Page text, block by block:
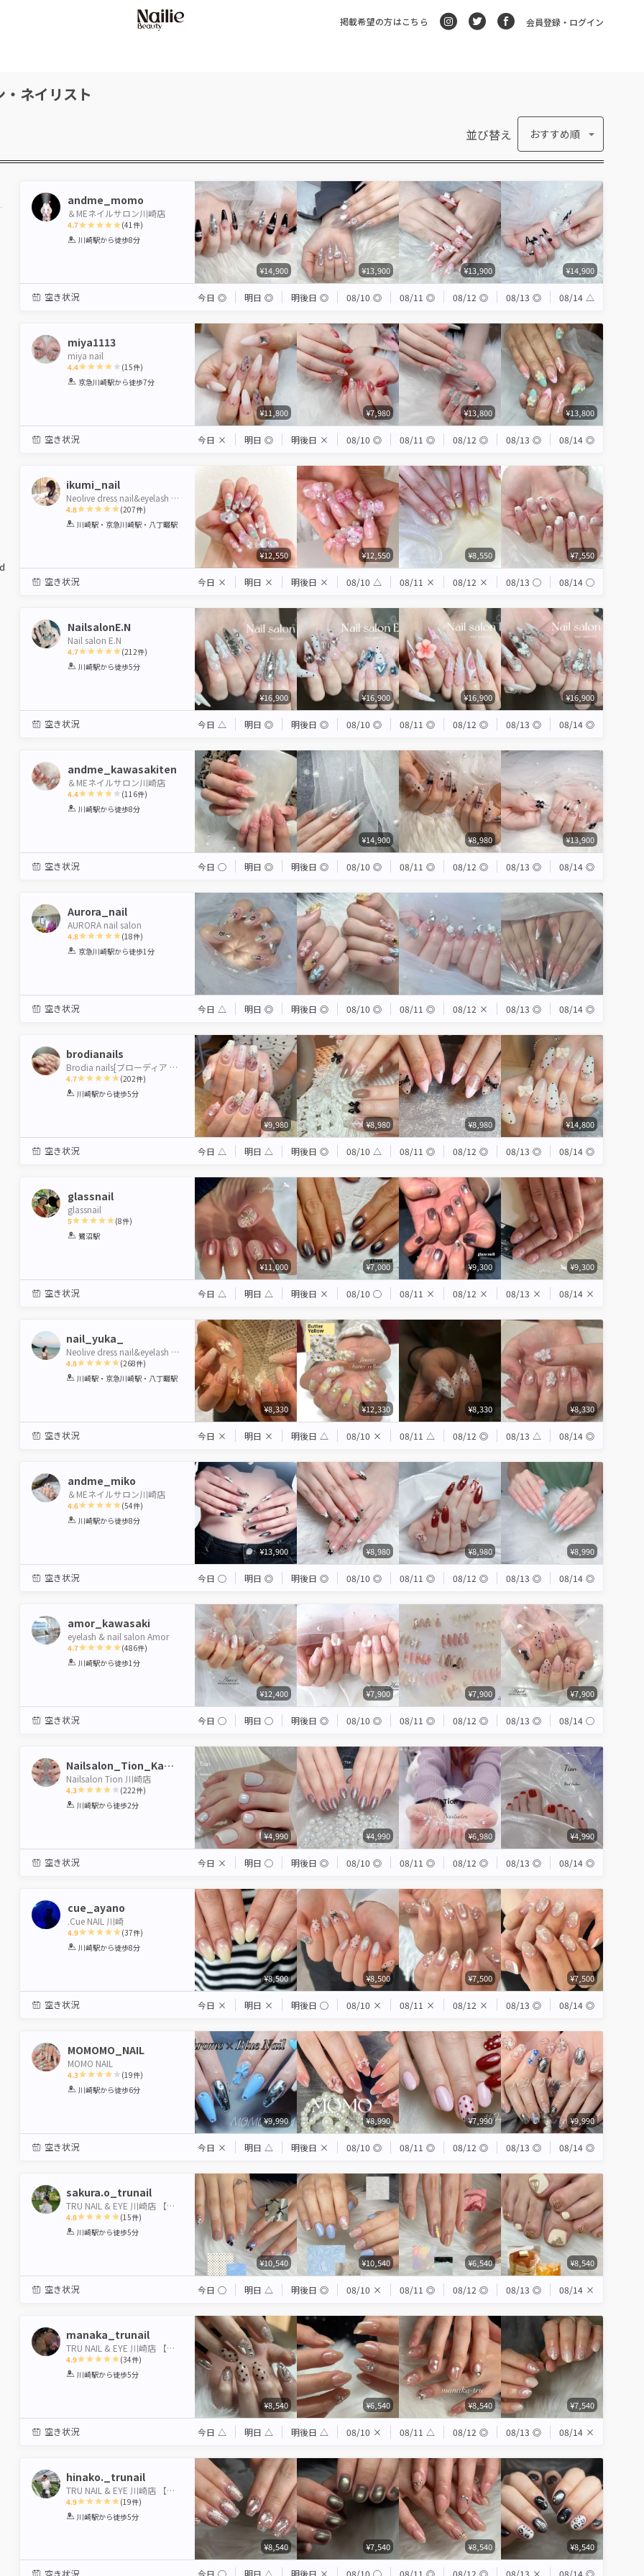
掲載希望の方はこちら 会員登録・ログイン
ネイリスト
並び替え おすすめ順
andme_momo
＆MEネイルサロン川崎店
4.7
1 2 3 4 5
(41件)
川崎駅から徒歩8分
¥14,900 ¥13,900 ¥13,900 ¥14,900
空き状況 今日 ◎ 明日 ◎ 明後日 ◎ 08/10 ◎ 08/11 ◎ 08/12 ◎ 08/13 ◎ 08/14 △
miya1113
miya nail
4.4
1 2 3 4 5
(15件)
京急川崎駅から徒歩7分
¥11,800 ¥7,980 ¥13,800 ¥13,800
空き状況 今日 × 明日 ◎ 明後日 × 08/10 ◎ 08/11 ◎ 08/12 ◎ 08/13 ◎ 08/14 ◎
ikumi_nail
Neolive dress nail&eyelash 川崎 【ネオリーブ ドレス】
4.8
1 2 3 4 5
(207件)
川崎駅・京急川崎駅・八丁畷駅
¥12,550 ¥12,550 ¥8,550 ¥7,550
空き状況 今日 × 明日 × 明後日 × 08/10 △ 08/11 × 08/12 × 08/13 ◯ 08/14 ◯
NailsalonE.N
Nail salon E.N
4.7
1 2 3 4 5
(212件)
川崎駅から徒歩5分
¥16,900 ¥16,900 ¥16,900 ¥16,900
空き状況 今日 △ 明日 ◎ 明後日 ◎ 08/10 ◎ 08/11 ◎ 08/12 ◎ 08/13 ◎ 08/14 ◎
andme_kawasakiten
＆MEネイルサロン川崎店
4.4
1 2 3 4 5
(116件)
川崎駅から徒歩8分
¥14,900 ¥8,980 ¥13,900
空き状況 今日 ◯ 明日 ◎ 明後日 ◎ 08/10 ◎ 08/11 ◎ 08/12 ◎ 08/13 ◎ 08/14 ◎
Aurora_nail
AURORA nail salon
4.8
1 2 3 4 5
(18件)
京急川崎駅から徒歩1分
空き状況 今日 △ 明日 ◎ 明後日 ◎ 08/10 ◎ 08/11 ◎ 08/12 × 08/13 ◎ 08/14 ◎
brodianails
Brodia nails[ブローディア ネイル]
4.7
1 2 3 4 5
(202件)
川崎駅から徒歩5分
¥9,980 ¥8,980 ¥8,980 ¥14,800
空き状況 今日 △ 明日 △ 明後日 ◎ 08/10 △ 08/11 ◎ 08/12 ◎ 08/13 ◎ 08/14 ◎
glassnail
glassnail
5
1 2 3 4
(8件)
鷺沼駅
¥11,000 ¥7,000 ¥9,300 ¥9,300
空き状況 今日 △ 明日 △ 明後日 × 08/10 ◯ 08/11 × 08/12 × 08/13 × 08/14 ×
nail_yuka_
Neolive dress nail&eyelash 川崎 【ネオリーブ ドレス】
4.8
1 2 3 4 5
(268件)
川崎駅・京急川崎駅・八丁畷駅
¥8,330 ¥12,330 ¥8,330 ¥8,330
空き状況 今日 × 明日 × 明後日 △ 08/10 × 08/11 △ 08/12 ◎ 08/13 △ 08/14 ◎
andme_miko
＆MEネイルサロン川崎店
4.6
1 2 3 4 5
(54件)
川崎駅から徒歩8分
¥13,900 ¥8,980 ¥8,980 ¥8,990
空き状況 今日 ◯ 明日 ◎ 明後日 ◎ 08/10 ◎ 08/11 ◎ 08/12 ◎ 08/13 ◎ 08/14 ◎
amor_kawasaki
eyelash & nail salon Amor
4.7
1 2 3 4 5
(486件)
川崎駅から徒歩1分
¥12,400 ¥7,900 ¥7,900 ¥7,900
空き状況 今日 ◯ 明日 ◯ 明後日 ◎ 08/10 ◎ 08/11 ◎ 08/12 ◎ 08/13 ◎ 08/14 ◯
Nailsalon_Tion_Kawasaki
Nailsalon Tion 川崎店
4.3
1 2 3 4 5
(222件)
川崎駅から徒歩2分
¥4,990 ¥4,990 ¥6,980 ¥4,990
空き状況 今日 × 明日 ◯ 明後日 ◎ 08/10 ◎ 08/11 ◎ 08/12 ◎ 08/13 ◎ 08/14 ◎
cue_ayano
.Cue NAIL 川崎
4.9
1 2 3 4 5
(37件)
川崎駅から徒歩8分
¥8,500 ¥8,500 ¥7,500 ¥7,500
空き状況 今日 × 明日 × 明後日 ◯ 08/10 × 08/11 × 08/12 × 08/13 ◎ 08/14 ◎
MOMOMO_NAIL
MOMO NAIL
4.3
1 2 3 4 5
(19件)
川崎駅から徒歩6分
¥9,990 ¥8,990 ¥7,990 ¥9,990
空き状況 今日 × 明日 △ 明後日 × 08/10 ◎ 08/11 ◎ 08/12 ◎ 08/13 ◎ 08/14 ◎
sakura.o_trunail
TRU NAIL & EYE 川崎店 【トゥルーネイル＆アイ】
4.8
1 2 3 4 5
(15件)
川崎駅から徒歩5分
¥10,540 ¥10,540 ¥6,540 ¥8,540
空き状況 今日 ◯ 明日 △ 明後日 ◎ 08/10 × 08/11 ◎ 08/12 ◎ 08/13 ◎ 08/14 ×
manaka_trunail
TRU NAIL & EYE 川崎店 【トゥルーネイル＆アイ】
4.9
1 2 3 4 5
(34件)
川崎駅から徒歩5分
¥8,540 ¥6,540 ¥8,540 ¥7,540
空き状況 今日 △ 明日 △ 明後日 △ 08/10 × 08/11 △ 08/12 ◎ 08/13 ◎ 08/14 ×
hinako._trunail
TRU NAIL & EYE 川崎店 【トゥルーネイル＆アイ】
4.9
1 2 3 4 5
(19件)
川崎駅から徒歩5分
¥8,540 ¥7,540 ¥8,540 ¥8,540
空き状況